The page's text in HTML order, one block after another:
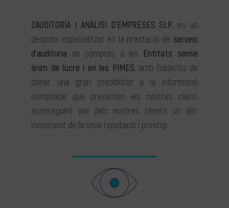
2AUDITORIA I ANÀLISI D’EMPRESES SLP, és un
despatx especialitzat en la prestació de serveis
d’auditoria de comptes a les Entitats sense
ànim de lucre i en les PIMES, amb l’objectiu de
donar una gran credibilitat a la informació
comptable que presenten els nostres client,
aconseguint així pels nostres clients un altr
increment de la seva reputació i prestigi.